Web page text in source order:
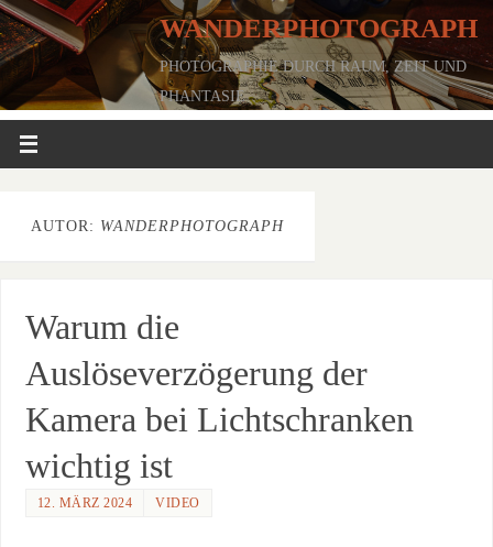
WANDERPHOTOGRAPH
PHOTOGRAPHIE DURCH RAUM, ZEIT UND
PHANTASIE
AUTOR: WANDERPHOTOGRAPH
Warum die
Auslöseverzögerung der
Kamera bei Lichtschranken
wichtig ist
12. MÄRZ 2024 VIDEO